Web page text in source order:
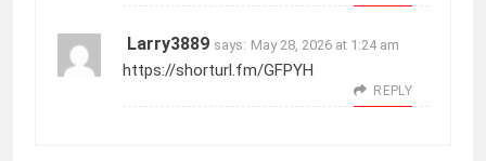
Larry3889 says: May 28, 2026 at 1:24 am
https://shorturl.fm/GFPYH
REPLY